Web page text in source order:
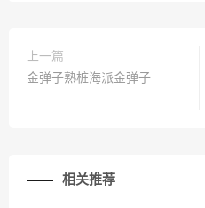
上一篇
金弹子熟桩海派金弹子
相关推荐